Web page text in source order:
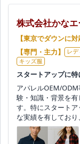
株式会社かな
【東京でダウンに対
【専門・主力】
レ
キッズ服
スタートアップに
アパレルOEM/
験・知識・背景を
す。特にスタート
な実績を有してお